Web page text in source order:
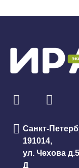
Санкт-
191014,
ул. Чехова
Д